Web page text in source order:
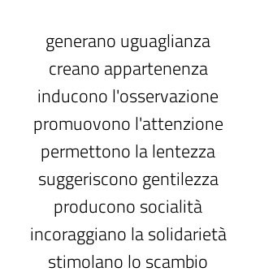
generano uguaglianza
creano appartenenza
inducono l'osservazione
promuovono l'attenzione
permettono la lentezza
suggeriscono gentilezza
producono socialità
incoraggiano la solidarietà
stimolano lo scambio